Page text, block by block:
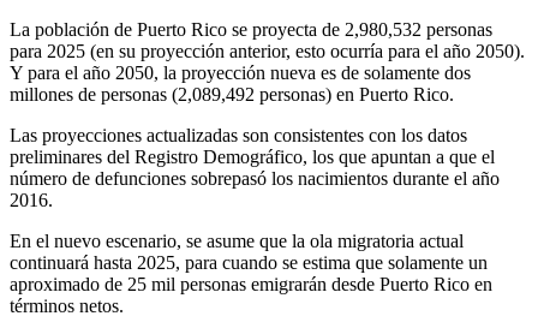
La población de Puerto Rico se proyecta de 2,980,532 personas
para 2025 (en su proyección anterior, esto ocurría para el año 2050).
Y para el año 2050, la proyección nueva es de solamente dos
millones de personas (2,089,492 personas) en Puerto Rico.
Las proyecciones actualizadas son consistentes con los datos
preliminares del Registro Demográfico, los que apuntan a que el
número de defunciones sobrepasó los nacimientos durante el año
2016.
En el nuevo escenario, se asume que la ola migratoria actual
continuará hasta 2025, para cuando se estima que solamente un
aproximado de 25 mil personas emigrarán desde Puerto Rico en
términos netos.